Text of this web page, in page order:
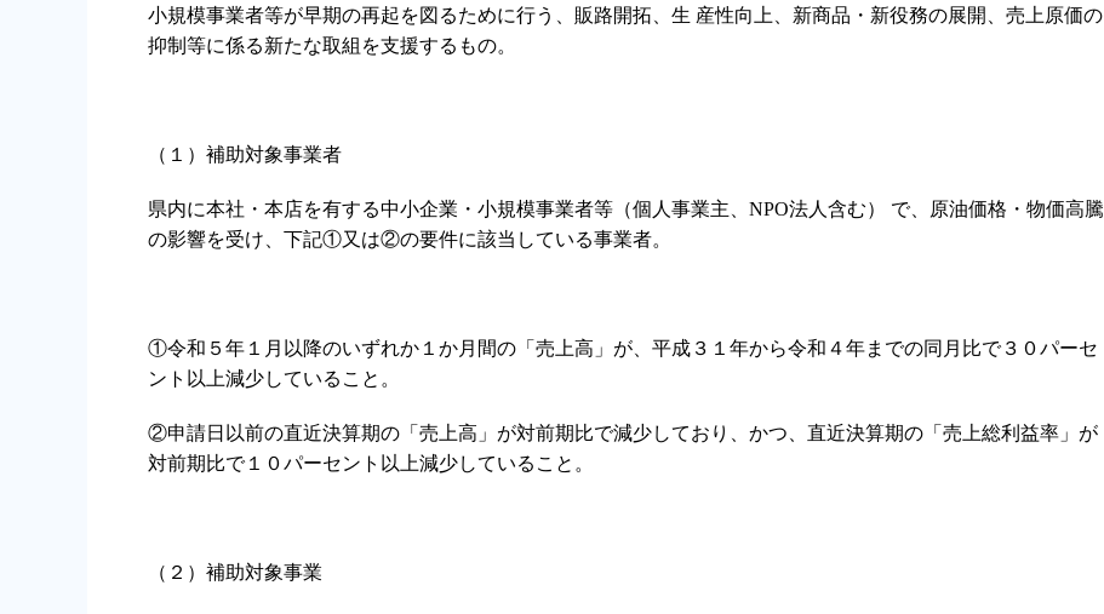
小規模事業者等が早期の再起を図るために行う、販路開拓、生 産性向上、新商品・新役務の展開、売上原価の
抑制等に係る新たな取組を支援するもの。
（１）補助対象事業者
県内に本社・本店を有する中小企業・小規模事業者等（個人事業主、NPO法人含む） で、原油価格・物価高騰
の影響を受け、下記①又は②の要件に該当している事業者。
①令和５年１月以降のいずれか１か月間の「売上高」が、平成３１年から令和４年までの同月比で３０パーセ
ント以上減少していること。
②申請日以前の直近決算期の「売上高」が対前期比で減少しており、かつ、直近決算期の「売上総利益率」が
対前期比で１０パーセント以上減少していること。
（２）補助対象事業